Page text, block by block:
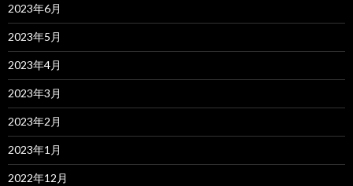
2023年6月
2023年5月
2023年4月
2023年3月
2023年2月
2023年1月
2022年12月